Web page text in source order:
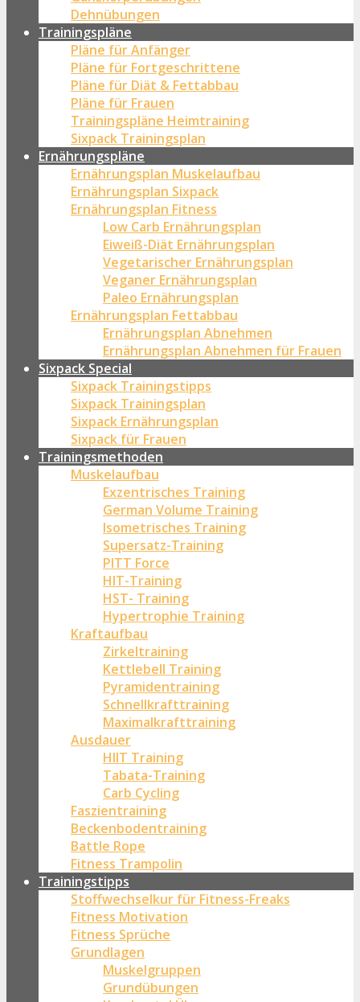
Dehnübungen
Trainingspläne
Pläne für Anfänger
Pläne für Fortgeschrittene
Pläne für Diät & Fettabbau
Pläne für Frauen
Trainingspläne Heimtraining
Sixpack Trainingsplan
Ernährungspläne
Ernährungsplan Muskelaufbau
Ernährungsplan Sixpack
Ernährungsplan Fitness
Low Carb Ernährungsplan
Eiweiß-Diät Ernährungsplan
Vegetarischer Ernährungsplan
Veganer Ernährungsplan
Paleo Ernährungsplan
Ernährungsplan Fettabbau
Ernährungsplan Abnehmen
Ernährungsplan Abnehmen für Frauen
Sixpack Special
Sixpack Trainingstipps
Sixpack Trainingsplan
Sixpack Ernährungsplan
Sixpack für Frauen
Trainingsmethoden
Muskelaufbau
Exzentrisches Training
German Volume Training
Isometrisches Training
Supersatz-Training
PITT Force
HIT-Training
HST- Training
Hypertrophie Training
Kraftaufbau
Zirkeltraining
Kettlebell Training
Pyramidentraining
Schnellkrafttraining
Maximalkrafttraining
Ausdauer
HIIT Training
Tabata-Training
Carb Cycling
Faszientraining
Beckenbodentraining
Battle Rope
Fitness Trampolin
Trainingstipps
Stoffwechselkur für Fitness-Freaks
Fitness Motivation
Fitness Sprüche
Grundlagen
Muskelgruppen
Grundübungen